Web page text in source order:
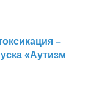
–
«Аутизм